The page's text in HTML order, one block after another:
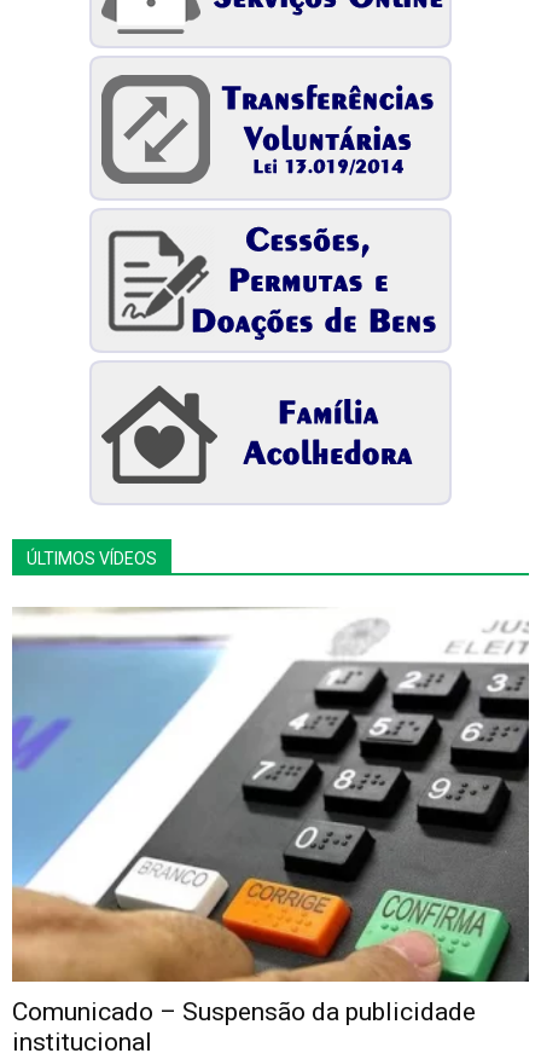
ÚLTIMOS VÍDEOS
Comunicado – Suspensão da publicidade
institucional